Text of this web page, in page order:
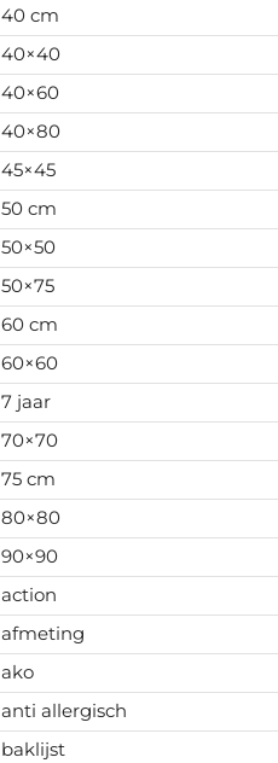
40 cm
40×40
40×60
40×80
45×45
50 cm
50×50
50×75
60 cm
60×60
7 jaar
70×70
75 cm
80×80
90×90
action
afmeting
ako
anti allergisch
baklijst